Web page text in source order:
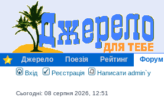
Джерело Поезія Рейтинг Форум
Вхід Реєстрація Написати admin`у
Сьогодні: 08 серпня 2026, 12:51